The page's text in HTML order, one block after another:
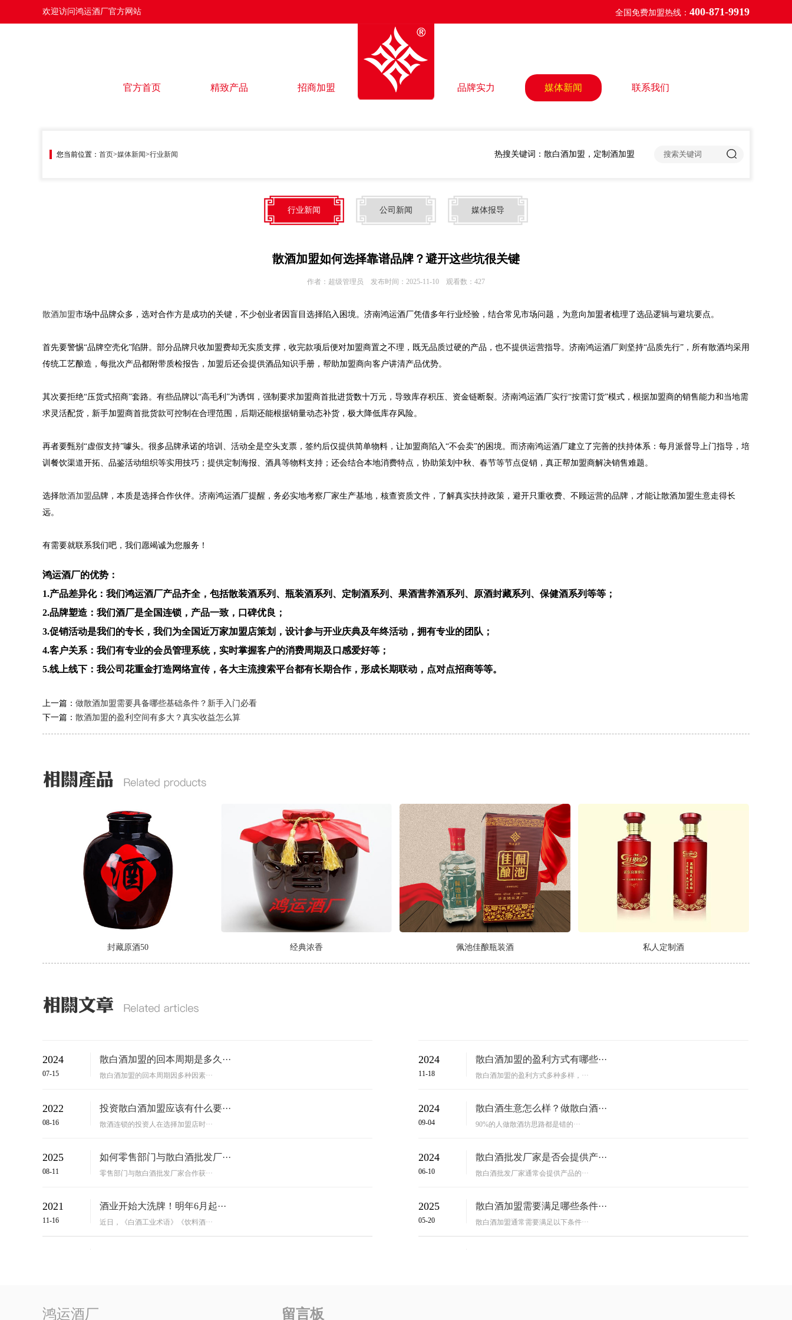
欢迎访问鸿运酒厂官方网站 全国免费加盟热线： 400-871-9919
官方首页 精致产品 招商加盟 品牌实力 媒体新闻 联系我们
您当前位置： 首页>媒体新闻>行业新闻 热搜关键词：散白酒加盟，定制酒加盟
行业新闻 公司新闻 媒体报导
散酒加盟如何选择靠谱品牌？避开这些坑很关键
作者：超级管理员 发布时间：2025-11-10 观看数：427
散酒加盟市场中品牌众多，选对合作方是成功的关键，不少创业者因盲目选择陷入困境。济南鸿运酒厂凭借多年行业经验，结合常见市场问题，为意向加盟者梳理了选品逻辑与避坑要点。
首先要警惕“品牌空壳化”陷阱。部分品牌只收加盟费却无实质支撑，收完款项后便对加盟商置之不理，既无品质过硬的产品，也不提供运营指导。济南鸿运酒厂则坚持“品质先行”，所有散酒均采用
传统工艺酿造，每批次产品都附带质检报告，加盟后还会提供酒品知识手册，帮助加盟商向客户讲清产品优势。
其次要拒绝“压货式招商”套路。有些品牌以“高毛利”为诱饵，强制要求加盟商首批进货数十万元，导致库存积压、资金链断裂。济南鸿运酒厂实行“按需订货”模式，根据加盟商的销售能力和当地需
求灵活配货，新手加盟商首批货款可控制在合理范围，后期还能根据销量动态补货，极大降低库存风险。
再者要甄别“虚假支持”噱头。很多品牌承诺的培训、活动全是空头支票，签约后仅提供简单物料，让加盟商陷入“不会卖”的困境。而济南鸿运酒厂建立了完善的扶持体系：每月派督导上门指导，培
训餐饮渠道开拓、品鉴活动组织等实用技巧；提供定制海报、酒具等物料支持；还会结合本地消费特点，协助策划中秋、春节等节点促销，真正帮加盟商解决销售难题。
选择散酒加盟品牌，本质是选择合作伙伴。济南鸿运酒厂提醒，务必实地考察厂家生产基地，核查资质文件，了解真实扶持政策，避开只重收费、不顾运营的品牌，才能让散酒加盟生意走得长
远。
有需要就联系我们吧，我们愿竭诚为您服务！
鸿运酒厂的优势：
1.产品差异化：我们鸿运酒厂产品齐全，包括散装酒系列、瓶装酒系列、定制酒系列、果酒营养酒系列、原酒封藏系列、保健酒系列等等；
2.品牌塑造：我们酒厂是全国连锁，产品一致，口碑优良；
3.促销活动是我们的专长，我们为全国近万家加盟店策划，设计参与开业庆典及年终活动，拥有专业的团队；
4.客户关系：我们有专业的会员管理系统，实时掌握客户的消费周期及口感爱好等；
5.线上线下：我公司花重金打造网络宣传，各大主流搜索平台都有长期合作，形成长期联动，点对点招商等等。
上一篇： 做散酒加盟需要具备哪些基础条件？新手入门必看
下一篇： 散酒加盟的盈利空间有多大？真实收益怎么算
封藏原酒50 经典浓香 佩池佳酿瓶装酒 私人定制酒
2024
07-15
散白酒加盟的回本周期是多久···
散白酒加盟的回本周期因多种因素···
2024
11-18
散白酒加盟的盈利方式有哪些···
散白酒加盟的盈利方式多种多样，···
2022
08-16
投资散白酒加盟应该有什么要···
散酒连锁的投资人在选择加盟店时···
2024
09-04
散白酒生意怎么样？做散白酒···
90%的人做散酒坊思路都是错的···
2025
08-11
如何零售部门与散白酒批发厂···
零售部门与散白酒批发厂家合作获···
2024
06-10
散白酒批发厂家是否会提供产···
散白酒批发厂家通常会提供产品的···
2021
11-16
酒业开始大洗牌！明年6月起···
近日，《白酒工业术语》《饮料酒···
2025
05-20
散白酒加盟需要满足哪些条件···
散白酒加盟通常需要满足以下条件···
鸿运酒厂 留言板